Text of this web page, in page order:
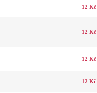
12 Kč
12 Kč
12 Kč
12 Kč